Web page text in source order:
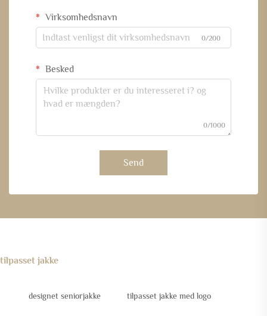
Virksomhedsnavn
0/200
Besked
0/1000
Send
tilpasset jakke
designet seniorjakke tilpasset jakke med logo